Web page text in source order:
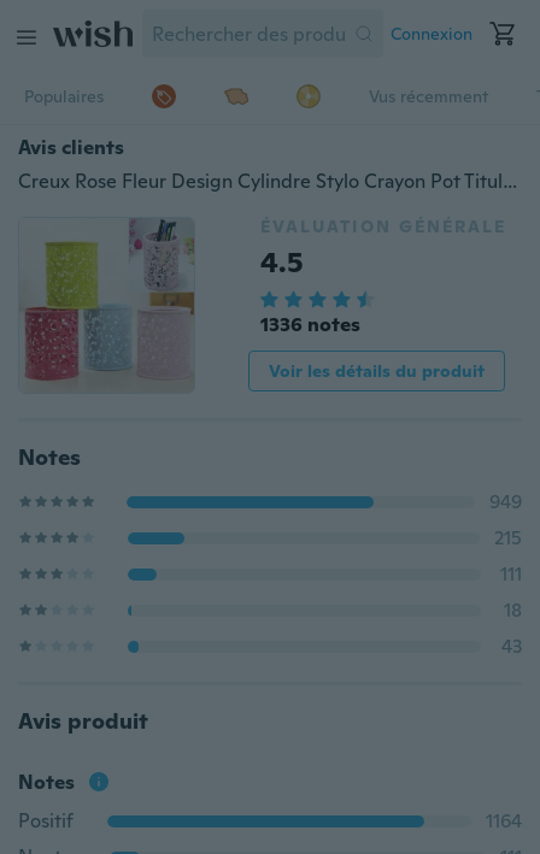
Connexion
Populaires Vus récemment
Avis clients
Creux Rose Fleur Design Cylindre Stylo Crayon Pot Titulaire Conteneur Organisateur
ÉVALUATION GÉNÉRALE
4.5
1336 notes
Voir les détails du produit
Notes
949
215
111
18
43
Avis produit
Notes
Positif
1164